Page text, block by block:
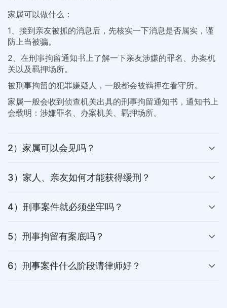
家属可以做什么：
1、接到亲友被抓的消息后，先核实一下消息是否属实，谨
防上当被骗。
2、在刑事拘留通知书上了解一下亲友涉嫌的罪名、办案机
关以及羁押场所。
被刑事拘留的犯罪嫌疑人，一般都会被羁押在看守所。
家属一般会收到侦查机关出具的刑事拘留通知书，通知书上
会载明：涉嫌罪名、办案机关、羁押场所。
2）家属可以会见吗？
3）家人、亲友如何才能获得缓刑？
4）刑事案件就必须坐牢吗？
5）刑事拘留有案底吗？
6）刑事案件什么阶段请律师好？